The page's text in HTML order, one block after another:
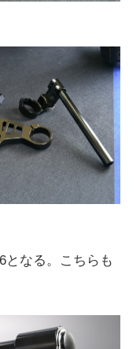
となる。こちらも